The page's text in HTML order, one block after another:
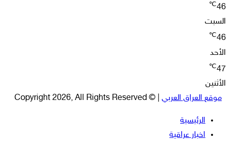
46
℃
السبت
46
℃
الأحد
47
℃
الأثنين
موقع العراق العربي | © Copyright 2026, All Rights Reserved
الرئيسية
اخبار عراقية